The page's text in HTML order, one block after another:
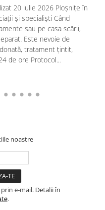
20 iulie 2026 Ploșnițe în
și specialiști Când
sau pe casa scării,
Este nevoie de
tratament țintit,
de ore Protocol...
noastre
e-mail. Detalii în
.